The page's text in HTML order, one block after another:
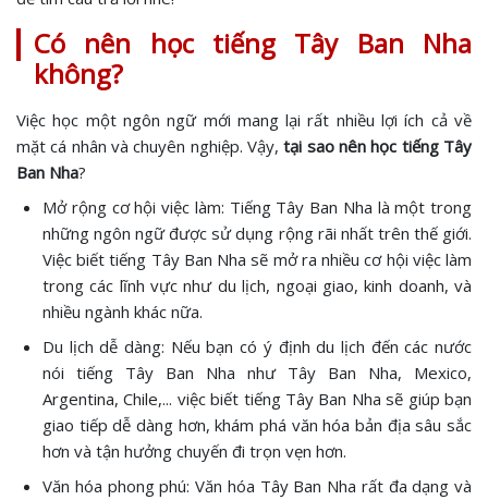
Có nên học tiếng Tây Ban Nha
không?
Việc học một ngôn ngữ mới mang lại rất nhiều lợi ích cả về
mặt cá nhân và chuyên nghiệp. Vậy,tại sao nên học tiếng Tây
Ban Nha?
Mở rộng cơ hội việc làm: Tiếng Tây Ban Nha là một trong
những ngôn ngữ được sử dụng rộng rãi nhất trên thế giới.
Việc biết tiếng Tây Ban Nha sẽ mở ra nhiều cơ hội việc làm
trong các lĩnh vực như du lịch, ngoại giao, kinh doanh, và
nhiều ngành khác nữa.
Du lịch dễ dàng: Nếu bạn có ý định du lịch đến các nước
nói tiếng Tây Ban Nha như Tây Ban Nha, Mexico,
Argentina, Chile,... việc biết tiếng Tây Ban Nha sẽ giúp bạn
giao tiếp dễ dàng hơn, khám phá văn hóa bản địa sâu sắc
hơn và tận hưởng chuyến đi trọn vẹn hơn.
Văn hóa phong phú: Văn hóa Tây Ban Nha rất đa dạng và